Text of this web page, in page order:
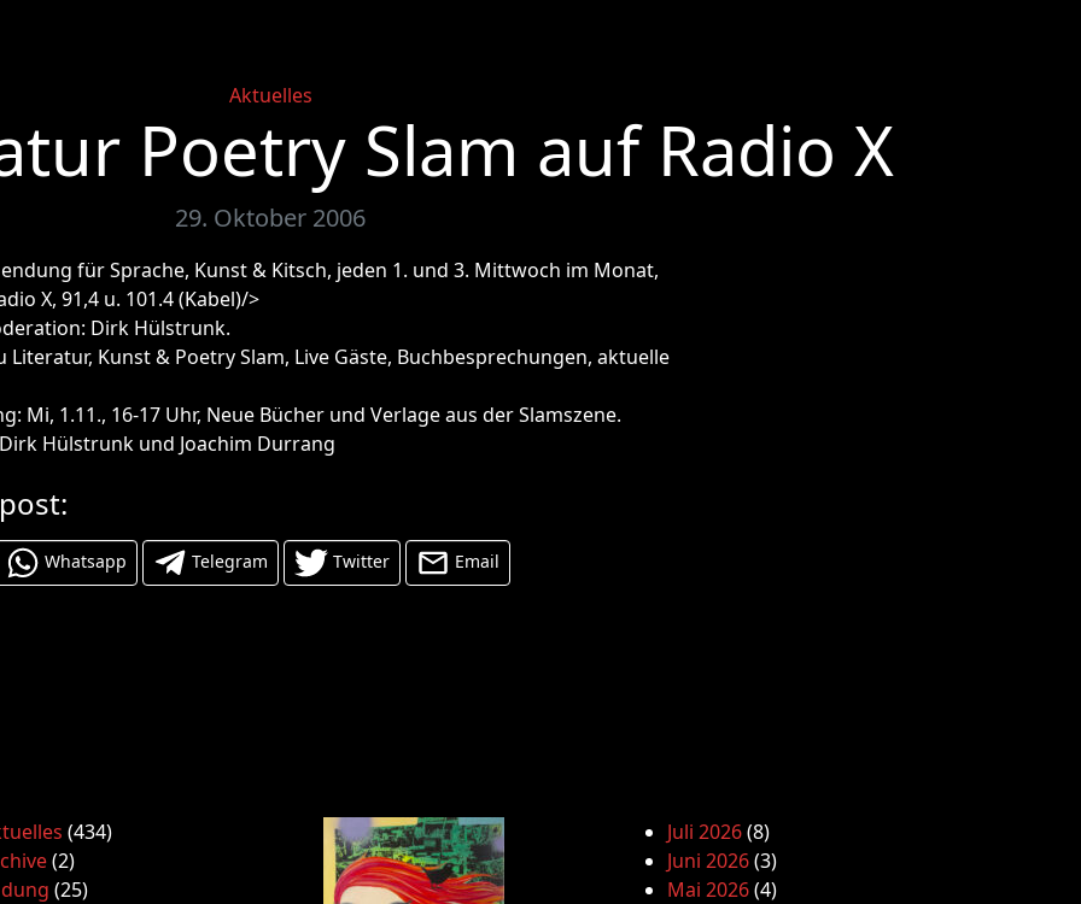
Categories
Aktuelles
Poetry Slam auf Radio X
29. Oktober 2006
für Sprache, Kunst & Kitsch, jeden 1. und 3. Mittwoch im Monat,
X, 91,4 u. 101.4 (Kabel)/>
Dirk Hülstrunk.
Kunst & Poetry Slam, Live Gäste, Buchbesprechungen, aktuelle
Mi, 1.11., 16-17 Uhr, Neue Bücher und Verlage aus der Slamszene.
Hülstrunk und Joachim Durrang
Whatsapp Telegram Twitter Email
(434)
(2)
(25)
Juli 2026(8)
Juni 2026(3)
Mai 2026(4)